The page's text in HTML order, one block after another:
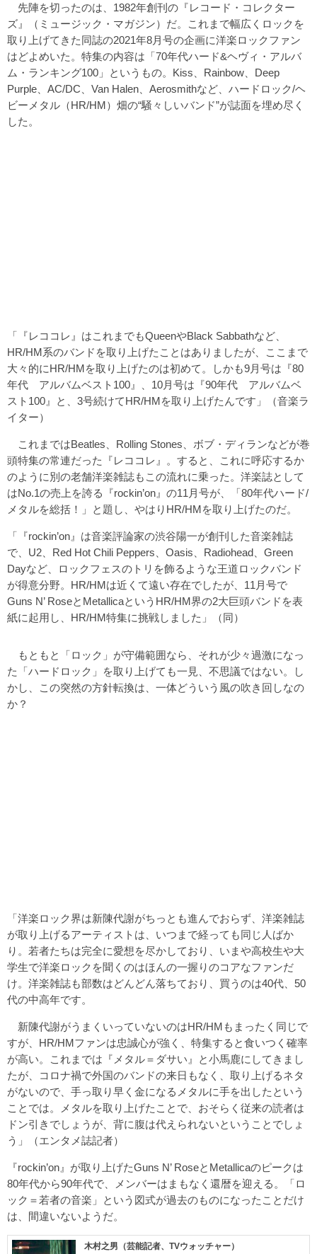
先陣を切ったのは、1982年創刊の『レコード・コレクター
ズ』（ミュージック・マガジン）だ。これまで幅広くロックを
取り上げてきた同誌の2021年8月号の企画に洋楽ロックファン
はどよめいた。特集の内容は「70年代ハード&ヘヴィ・アルバ
ム・ランキング100」というもの。Kiss、Rainbow、Deep
Purple、AC/DC、Van Halen、Aerosmithなど、ハードロック/ヘ
ビーメタル（HR/HM）畑の“騒々しいバンド”が誌面を埋め尽く
した。
「『レココレ』はこれまでもQueenやBlack Sabbathなど、
HR/HM系のバンドを取り上げたことはありましたが、ここまで
大々的にHR/HMを取り上げたのは初めて。しかも9月号は『80
年代 アルバムベスト100』、10月号は『90年代 アルバムベ
スト100』と、3号続けてHR/HMを取り上げたんです」（音楽ラ
イター）
これまではBeatles、Rolling Stones、ボブ・ディランなどが巻
頭特集の常連だった『レココレ』。すると、これに呼応するか
のように別の老舗洋楽雑誌もこの流れに乗った。洋楽誌として
はNo.1の売上を誇る『rockin’on』の11月号が、「80年代ハード/
メタルを総括！」と題し、やはりHR/HMを取り上げたのだ。
「『rockin’on』は音楽評論家の渋谷陽一が創刊した音楽雑誌
で、U2、Red Hot Chili Peppers、Oasis、Radiohead、Green
Dayなど、ロックフェスのトリを飾るような王道ロックバンド
が得意分野。HR/HMは近くて遠い存在でしたが、11月号で
Guns N’ RoseとMetallicaというHR/HM界の2大巨頭バンドを表
紙に起用し、HR/HM特集に挑戦しました」（同）
もともと「ロック」が守備範囲なら、それが少々過激になっ
た「ハードロック」を取り上げても一見、不思議ではない。し
かし、この突然の方針転換は、一体どういう風の吹き回しなの
か？
「洋楽ロック界は新陳代謝がちっとも進んでおらず、洋楽雑誌
が取り上げるアーティストは、いつまで経っても同じ人ばか
り。若者たちは完全に愛想を尽かしており、いまや高校生や大
学生で洋楽ロックを聞くのはほんの一握りのコアなファンだ
け。洋楽雑誌も部数はどんどん落ちており、買うのは40代、50
代の中高年です。
新陳代謝がうまくいっていないのはHR/HMもまったく同じで
すが、HR/HMファンは忠誠心が強く、特集すると食いつく確率
が高い。これまでは『メタル＝ダサい』と小馬鹿にしてきまし
たが、コロナ禍で外国のバンドの来日もなく、取り上げるネタ
がないので、手っ取り早く金になるメタルに手を出したという
ことでは。メタルを取り上げたことで、おそらく従来の読者は
ドン引きでしょうが、背に腹は代えられないということでしょ
う」（エンタメ誌記者）
『rockin’on』が取り上げたGuns N’ RoseとMetallicaのピークは
80年代から90年代で、メンバーはまもなく還暦を迎える。「ロ
ック＝若者の音楽」という図式が過去のものになったことだけ
は、間違いないようだ。
木村之男（芸能記者、TVウォッチャー）